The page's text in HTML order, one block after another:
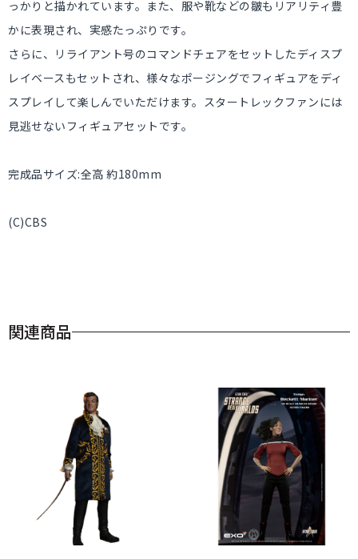
っかりと描かれています。また、服や靴などの皺もリアリティ豊
かに表現され、実感たっぷりです。
さらに、リライアント号のコマンドチェアをセットしたディスプ
レイベースもセットされ、様々なポージングでフィギュアをディ
スプレイして楽しんでいただけます。スタートレックファンには
見逃せないフィギュアセットです。
完成品サイズ:全高 約180mm
(C)CBS
関連商品